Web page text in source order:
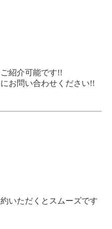
紹介可能です!!
お問い合わせください!!
いただくとスムーズです